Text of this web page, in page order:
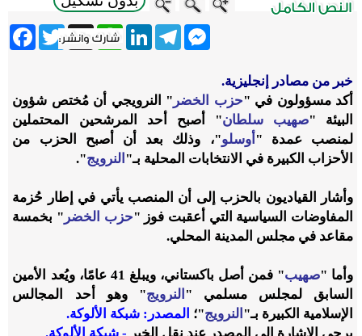
Twitter X
WhatsApp
LinkedInTelegram
Messenger
خبر من مصادر إنجليزية.
أكد مسؤولون في "حزب الخضر " النرويجي أن مُختص شؤون
البيئة "صهيب سلطان" أصبح أحد المرشحين المحتملين
لمنصب عمدة " أوسلو"، وذلك بعد أن أصبح الحزب من
الأحزاب الكبيرة في الانتخابات المحلية بـ" النرويج".
وأشار القياديون بالحزب إلى أن المنصب يأتي في إطار حُزمة
المفاوضات السياسية التي أعقبت فوز "حزب الخضر " بخمسة
مقاعد في مجلس المدينة المحلي.
وأما "صهيب
" فمن أصل باكستاني، ويبلغ 41 عامًا، ويُعد الأمين
السابق لمجلس مسلمي " النرويج" وهو أحد المجالس
الإسلامية الكبيرة بـ" النرويج"؛ المصدر: شبكة الألوكة.